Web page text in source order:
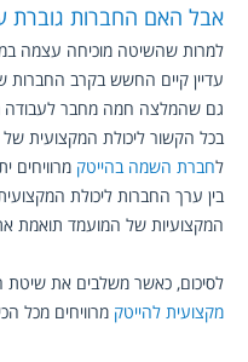
אבל האם החברות גוברת
למרות שהשיטה מוכיחה עצמה
עדיין קיים החשש בקרב
גם שהמלצה חמה מחבר לעבודה
בכל הקשור ליכולת המקצועית
לחברת השמה בהייטק מרוויחים
בין ערך החברות ליכולת
המקצועיות של המועמד תואמת
לסיכום, כאשר משלבים את שיטת
מקצועית להייטק מרוויחים מכל